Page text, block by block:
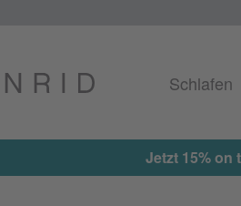
Schlafen